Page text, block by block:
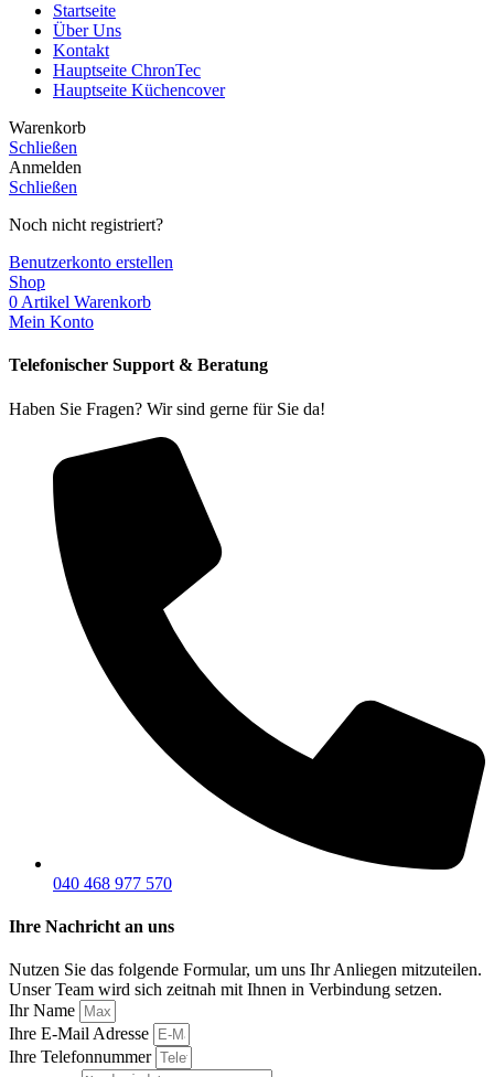
Startseite
Über Uns
Kontakt
Hauptseite ChronTec
Hauptseite Küchencover
Warenkorb
Schließen
Anmelden
Schließen
Noch nicht registriert?
Benutzerkonto erstellen
Shop
0 Artikel Warenkorb
Mein Konto
Telefonischer Support & Beratung
Haben Sie Fragen? Wir sind gerne für Sie da!
040 468 977 570
Ihre Nachricht an uns
Nutzen Sie das folgende Formular, um uns Ihr Anliegen mitzuteilen.
Unser Team wird sich zeitnah mit Ihnen in Verbindung setzen.
Ihr Name
Ihre E-Mail Adresse
Ihre Telefonnummer